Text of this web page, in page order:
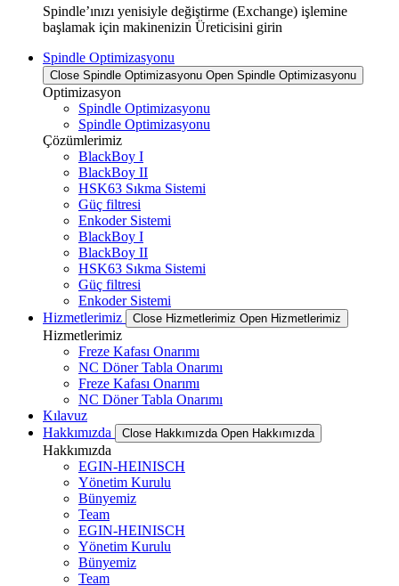
Spindle’ınızı yenisiyle değiştirme (Exchange) işlemine
başlamak için makinenizin Üreticisini girin
Spindle Optimizasyonu
Close Spindle Optimizasyonu Open Spindle Optimizasyonu
Optimizasyon
Spindle Optimizasyonu
Spindle Optimizasyonu
Çözümlerimiz
BlackBoy I
BlackBoy II
HSK63 Sıkma Sistemi
Güç filtresi
Enkoder Sistemi
BlackBoy I
BlackBoy II
HSK63 Sıkma Sistemi
Güç filtresi
Enkoder Sistemi
Hizmetlerimiz
Close Hizmetlerimiz Open Hizmetlerimiz
Hizmetlerimiz
Freze Kafası Onarımı
NC Döner Tabla Onarımı
Freze Kafası Onarımı
NC Döner Tabla Onarımı
Kılavuz
Hakkımızda
Close Hakkımızda Open Hakkımızda
Hakkımızda
EGIN-HEINISCH
Yönetim Kurulu
Bünyemiz
Team
EGIN-HEINISCH
Yönetim Kurulu
Bünyemiz
Team